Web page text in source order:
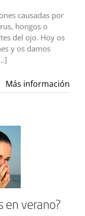
causadas por
hongos o
del ojo. Hoy os
y os damos
Más información
en verano?